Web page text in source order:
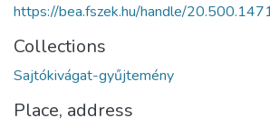
https://bea.fszek.hu/handle/
Collections
Sajtókivágat-gyűjtemény
Place, address